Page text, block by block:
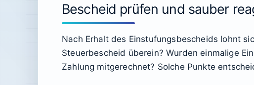
Bescheid prüfen und sauber
Nach Erhalt des Einstufungsbescheids lohnt
Steuerbescheid überein? Wurden einmalige
Zahlung mitgerechnet? Solche Punkte